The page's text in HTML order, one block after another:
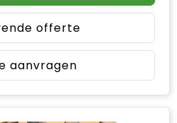
offerte
aanvragen